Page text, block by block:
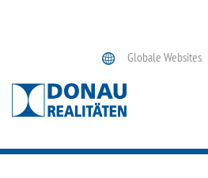
Globale Websites